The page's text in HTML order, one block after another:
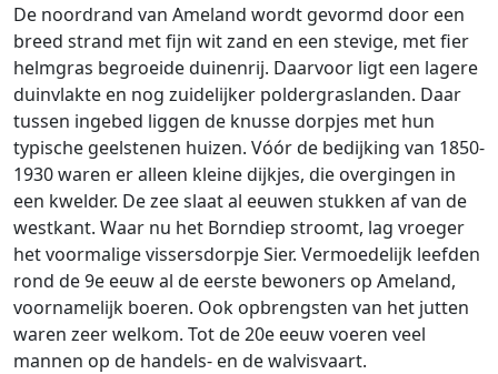
De noordrand van Ameland wordt gevormd door een
breed strand met fijn wit zand en een stevige, met fier
helmgras begroeide duinenrij. Daarvoor ligt een lagere
duinvlakte en nog zuidelijker poldergraslanden. Daar
tussen ingebed liggen de knusse dorpjes met hun
typische geelstenen huizen. Vóór de bedijking van 1850-
1930 waren er alleen kleine dijkjes, die overgingen in
een kwelder. De zee slaat al eeuwen stukken af van de
westkant. Waar nu het Borndiep stroomt, lag vroeger
het voormalige vissersdorpje Sier. Vermoedelijk leefden
rond de 9e eeuw al de eerste bewoners op Ameland,
voornamelijk boeren. Ook opbrengsten van het jutten
waren zeer welkom. Tot de 20e eeuw voeren veel
mannen op de handels- en de walvisvaart.